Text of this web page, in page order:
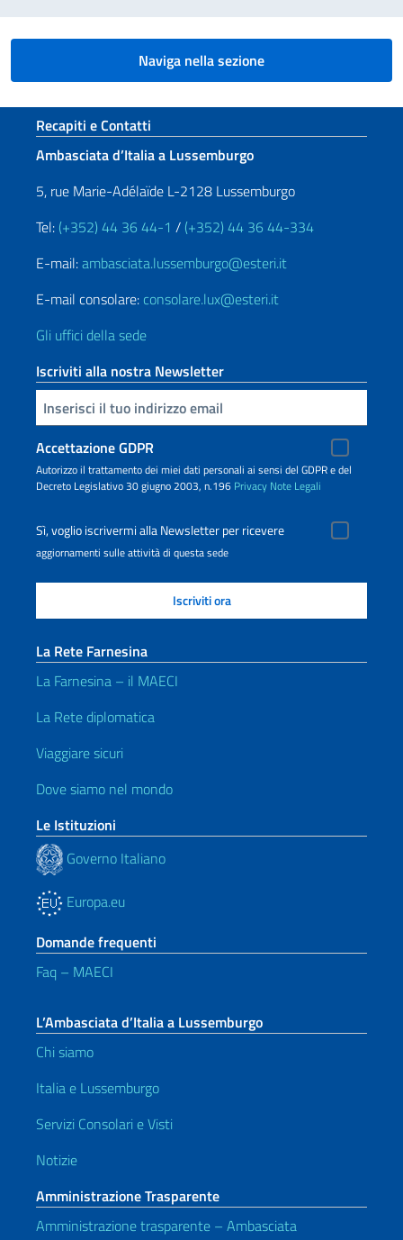
Naviga nella sezione
Sezione footer
Recapiti e Contatti
Ambasciata d’Italia a Lussemburgo
5, rue Marie-Adélaïde L-2128 Lussemburgo
Tel: (+352) 44 36 44-1 / (+352) 44 36 44-334
E-mail:ambasciata.lussemburgo@esteri.it
E-mail consolare: consolare.lux@esteri.it
Gli uffici della sede
Iscriviti alla nostra Newsletter
Inserisci la tua email
Accettazione GDPR
Autorizzo il trattamento dei miei dati personali ai sensi del GDPR e del
Decreto Legislativo 30 giugno 2003, n.196 Privacy Note Legali
Sì, voglio iscrivermi alla Newsletter per ricevere
aggiornamenti sulle attività di questa sede
La Rete Farnesina
La Farnesina – il MAECI
La Rete diplomatica
Viaggiare sicuri
Dove siamo nel mondo
Le Istituzioni
Governo Italiano
Europa.eu
Domande frequenti
Faq – MAECI
L’Ambasciata d’Italia a Lussemburgo
Chi siamo
Italia e Lussemburgo
Servizi Consolari e Visti
Notizie
Amministrazione Trasparente
Amministrazione trasparente – Ambasciata